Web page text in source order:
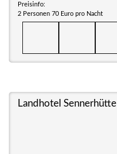
Preisinfo:
2 Personen 70 Euro pro Nacht
Landhotel Sennerhütte